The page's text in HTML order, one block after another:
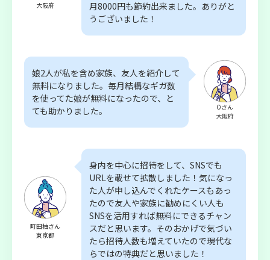
大阪府
月8000円も節約出来ました。ありがと
うございました！
Oさん
大阪府
娘2人が私を含め家族、友人を紹介して
無料になりました。毎月結構なギガ数
を使ってた娘が無料になったので、と
ても助かりました。
町田柚さん
東京都
身内を中心に招待をして、SNSでも
URLを載せて拡散しました！気になっ
た人が申し込んでくれたケースもあっ
たので友人や家族に勧めにくい人も
SNSを活用すれば無料にできるチャン
スだと思います。そのおかげで気づい
たら招待人数も増えていたので現代な
らではの特典だと思いました！